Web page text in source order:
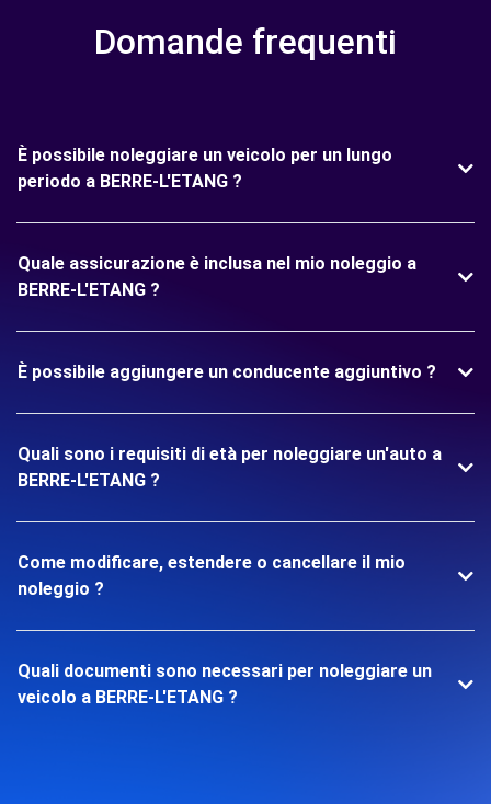
Domande frequenti
È possibile noleggiare un veicolo per un lungo
periodo a BERRE-L'ETANG ?
Quale assicurazione è inclusa nel mio noleggio a
BERRE-L'ETANG ?
È possibile aggiungere un conducente aggiuntivo ?
Quali sono i requisiti di età per noleggiare un'auto a
BERRE-L'ETANG ?
Come modificare, estendere o cancellare il mio
noleggio ?
Quali documenti sono necessari per noleggiare un
veicolo a BERRE-L'ETANG ?